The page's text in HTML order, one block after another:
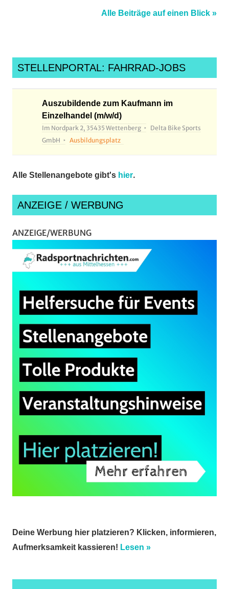
Alle Beiträge auf einen Blick »
STELLENPORTAL: FAHRRAD-JOBS
Auszubildende zum Kaufmann im
Einzelhandel (m/w/d)
Im Nordpark 2, 35435 Wettenberg
Delta Bike Sports
GmbH
Ausbildungsplatz
Alle Stellenangebote gibt's hier.
ANZEIGE / WERBUNG
ANZEIGE/WERBUNG
Deine Werbung hier platzieren? Klicken, informieren,
Aufmerksamkeit kassieren! Lesen »